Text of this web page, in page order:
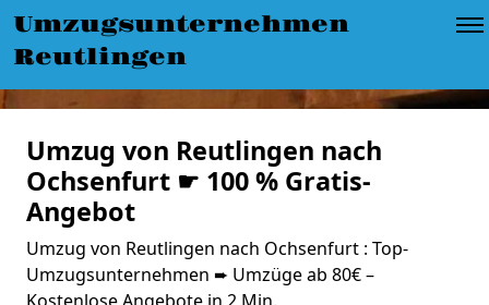
Umzugsunternehmen
Reutlingen
Umzug von Reutlingen nach
Ochsenfurt ☛ 100 % Gratis-
Angebot
Umzug von Reutlingen nach Ochsenfurt : Top-
Umzugsunternehmen ➨ Umzüge ab 80€ –